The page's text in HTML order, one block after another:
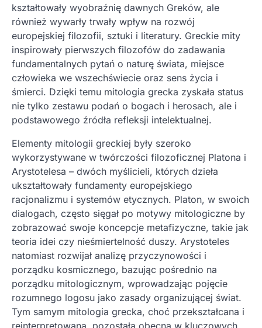
kształtowały wyobraźnię dawnych Greków, ale
również wywarły trwały wpływ na rozwój
europejskiej filozofii, sztuki i literatury. Greckie mity
inspirowały pierwszych filozofów do zadawania
fundamentalnych pytań o naturę świata, miejsce
człowieka we wszechświecie oraz sens życia i
śmierci. Dzięki temu mitologia grecka zyskała status
nie tylko zestawu podań o bogach i herosach, ale i
podstawowego źródła refleksji intelektualnej.
Elementy mitologii greckiej były szeroko
wykorzystywane w twórczości filozoficznej Platona i
Arystotelesa – dwóch myślicieli, których dzieła
ukształtowały fundamenty europejskiego
racjonalizmu i systemów etycznych. Platon, w swoich
dialogach, często sięgał po motywy mitologiczne by
zobrazować swoje koncepcje metafizyczne, takie jak
teoria idei czy nieśmiertelność duszy. Arystoteles
natomiast rozwijał analizę przyczynowości i
porządku kosmicznego, bazując pośrednio na
porządku mitologicznym, wprowadzając pojęcie
rozumnego logosu jako zasady organizującej świat.
Tym samym mitologia grecka, choć przekształcana i
reinterpretowana, pozostała obecna w kluczowych